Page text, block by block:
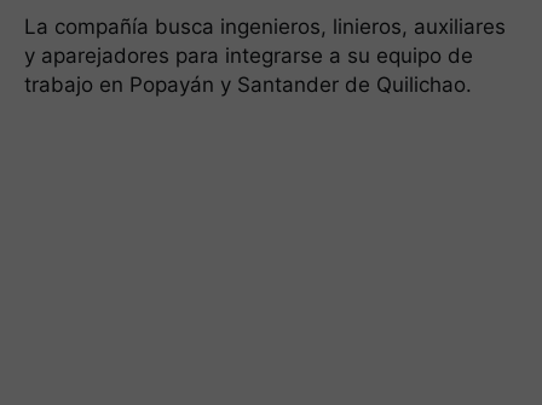
La compañía busca ingenieros, linieros, auxiliares
y aparejadores para integrarse a su equipo de
trabajo en Popayán y Santander de Quilichao.